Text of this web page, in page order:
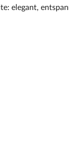
elegant,